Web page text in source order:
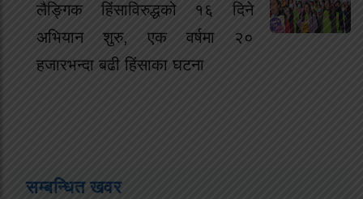
लैङ्गिक हिंसाविरुद्धको १६ दिने
अभियान शुरु, एक वर्षमा २०
हजारभन्दा बढी हिंसाका घटना
सम्बन्धित खवर